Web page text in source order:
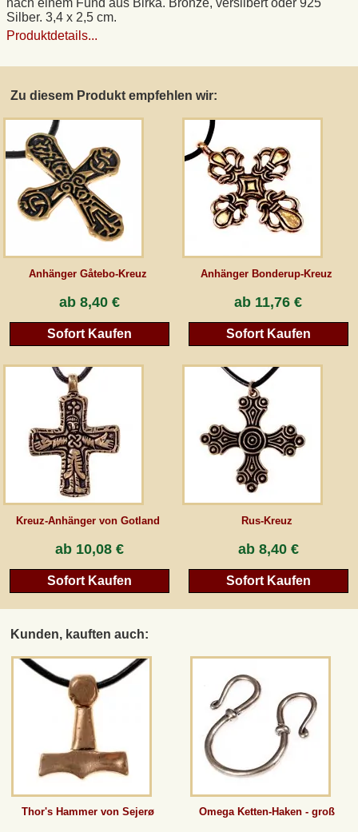
nach einem Fund aus Birka. Bronze, versilbert oder 925
Silber. 3,4 x 2,5 cm.
Produktdetails...
Zu diesem Produkt empfehlen wir:
Anhänger Gåtebo-Kreuz
ab 8,40 €
Sofort Kaufen
Anhänger Bonderup-Kreuz
ab 11,76 €
Sofort Kaufen
Kreuz-Anhänger von Gotland
ab 10,08 €
Sofort Kaufen
Rus-Kreuz
ab 8,40 €
Sofort Kaufen
Kunden, kauften auch:
Thor's Hammer von Sejerø Omega Ketten-Haken - groß
Widerrufsrecht
Anfertigung von Museumsrepliken
AGB
Gästebuch
Vertrag wiederrufen
eventueller Zölle (bei Nicht-EU-Ländern). Durchgestrichene Preise entsprechen dem
bisherigen Preis bei peraperis.com.
Zur klassischen Website